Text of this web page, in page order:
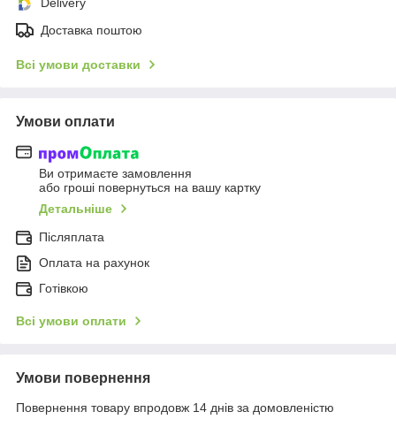
Delivery
Доставка поштою
Всі умови доставки
Умови оплати
Ви отримаєте замовлення
або гроші повернуться на вашу картку
Детальніше
Післяплата
Оплата на рахунок
Готівкою
Всі умови оплати
Умови повернення
Повернення товару впродовж 14 днів за домовленістю